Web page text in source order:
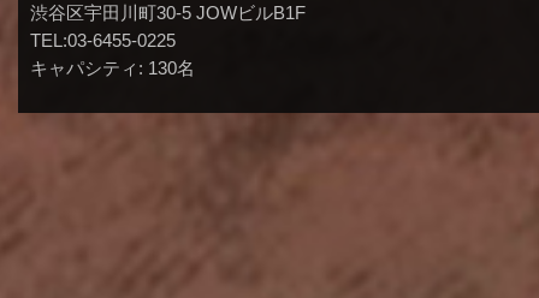
渋谷区宇田川町30-5 JOWビルB1F
TEL:03-6455-0225
キャパシティ: 130名